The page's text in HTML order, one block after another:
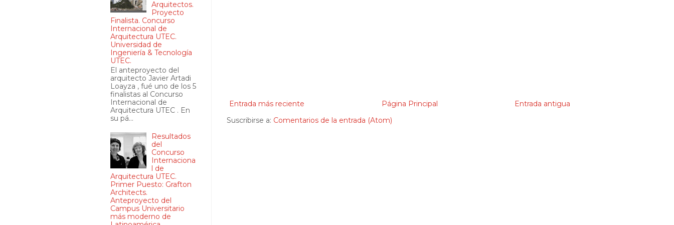
Entrada más reciente Entrada antigua
Página Principal
Suscribirse a: Comentarios de la entrada (Atom)
Arquitectos.
Proyecto
Finalista. Concurso
Internacional de
Arquitectura UTEC.
Universidad de
Ingeniería & Tecnología
UTEC.
El anteproyecto del
arquitecto Javier Artadi
Loayza , fué uno de los 5
finalistas al Concurso
Internacional de
Arquitectura UTEC . En
su pá...
Resultados
del
Concurso
Internaciona
l de
Arquitectura UTEC.
Primer Puesto: Grafton
Architects.
Anteproyecto del
Campus Universitario
más moderno de